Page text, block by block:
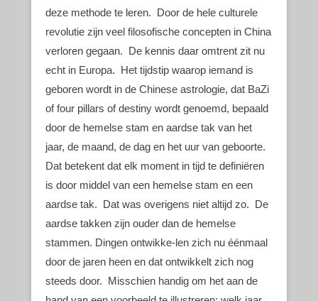
deze methode te leren. Door de hele culturele
revolutie zijn veel filosofische concepten in China
verloren gegaan. De kennis daar omtrent zit nu
echt in Europa. Het tijdstip waarop iemand is
geboren wordt in de Chinese astrologie, dat BaZi
of four pillars of destiny wordt genoemd, bepaald
door de hemelse stam en aardse tak van het
jaar, de maand, de dag en het uur van geboorte.
Dat betekent dat elk moment in tijd te definiëren
is door middel van een hemelse stam en een
aardse tak. Dat was overigens niet altijd zo. De
aardse takken zijn ouder dan de hemelse
stammen. Dingen ontwikke-len zich nu éénmaal
door de jaren heen en dat ontwikkelt zich nog
steeds door. Misschien handig om het aan de